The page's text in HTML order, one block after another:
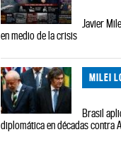
Javier
en medio de la crisis
MILEI
Brasil
diplomática en décadas contra